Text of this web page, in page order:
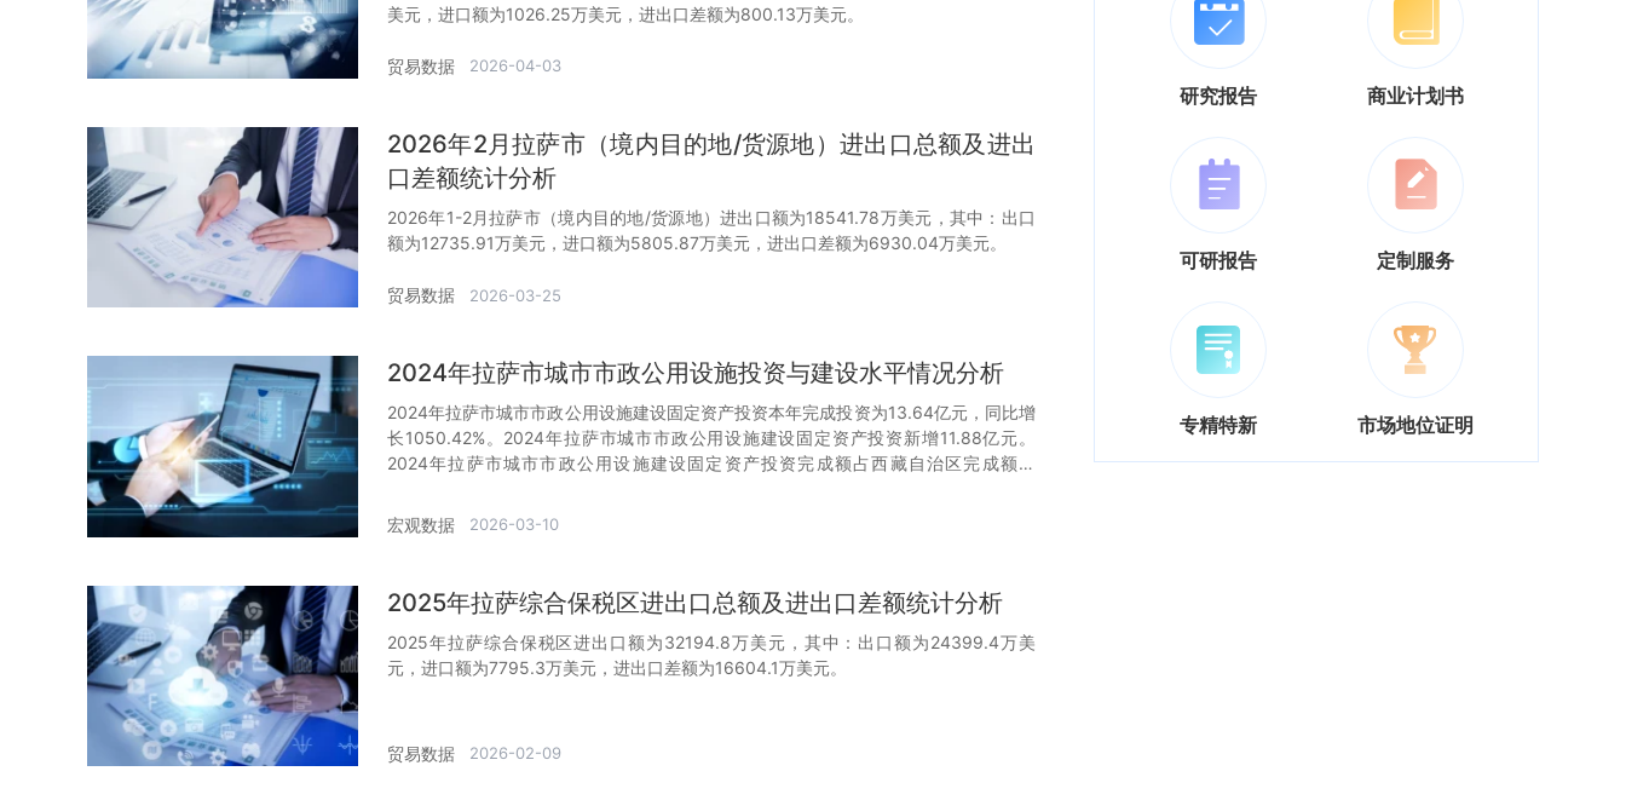
美元，进口额为1026.25万美元，进出口差额为800.13万美元。
贸易数据 2026-04-03
2026年2月拉萨市（境内目的地/货源地）进出口总额及进出
口差额统计分析
2026年1-2月拉萨市（境内目的地/货源地）进出口额为18541.78万美元，其中：出口
额为12735.91万美元，进口额为5805.87万美元，进出口差额为6930.04万美元。
贸易数据 2026-03-25
2024年拉萨市城市市政公用设施投资与建设水平情况分析
2024年拉萨市城市市政公用设施建设固定资产投资本年完成投资为13.64亿元，同比增
长1050.42%。2024年拉萨市城市市政公用设施建设固定资产投资新增11.88亿元。
2024年拉萨市城市市政公用设施建设固定资产投资完成额占西藏自治区完成额的
宏观数据
2026-03-10
2025年拉萨综合保税区进出口总额及进出口差额统计分析
2025年拉萨综合保税区进出口额为32194.8万美元，其中：出口额为24399.4万美
元，进口额为7795.3万美元，进出口差额为16604.1万美元。
贸易数据 2026-02-09
研究报告 商业计划书
可研报告 定制服务
专精特新 市场地位证明